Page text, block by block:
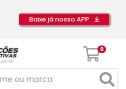
Baixe já nosso APP
0